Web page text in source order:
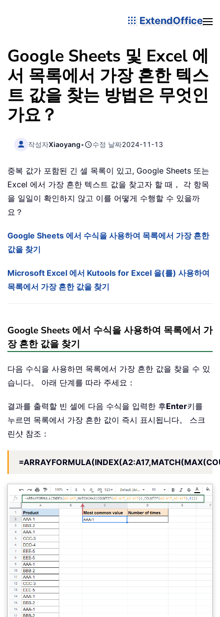
ExtendOffice
Google Sheets 및 Excel 에
서 목록에서 가장 흔한 텍스
트 값을 찾는 방법은 무엇인
가요？
작성자Xiaoyang• 수정 날짜2024-11-13
중복 값가 포함된 긴 셀 목록이 있고, Google Sheets 또는
Excel 에서 가장 흔한 텍스트 값을 찾고자 할 때， 각 항목
을 일일이 확인하지 않고 이를 어떻게 수행할 수 있을까
요？
Google Sheets 에서 수식을 사용하여 목록에서 가장 흔한
값을 찾기
Microsoft Excel 에서 Kutools for Excel 을(를) 사용하여
목록에서 가장 흔한 값을 찾기
Google Sheets 에서 수식을 사용하여 목록에서 가
장 흔한 값을 찾기
다음 수식을 사용하면 목록에서 가장 흔한 값을 찾을 수 있
습니다。 아래 단계를 따라 주세요：
결과를 출력할 빈 셀에 다음 수식을 입력한 후Enter키를
누르면 목록에서 가장 흔한 값이 즉시 표시됩니다。 스크
린샷 참조：